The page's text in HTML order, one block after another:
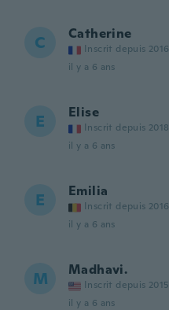
C Catherine
Inscrit depuis 2016
il y a 6 ans
E Elise
Inscrit depuis 2018
il y a 6 ans
E Emilia
Inscrit depuis 2016
il y a 6 ans
M Madhavi.
Inscrit depuis 2015
il y a 6 ans